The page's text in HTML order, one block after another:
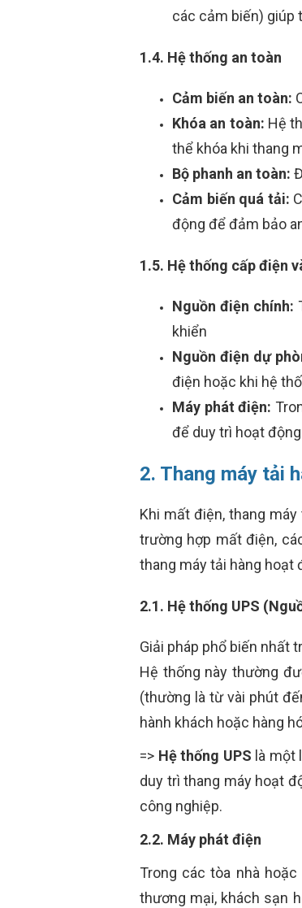
các cảm biến) giúp
1.4. Hệ thống an toàn
Cảm biến an toàn:
Khóa an toàn: Hệ
thể khóa khi thang
Bộ phanh an toàn:
Cảm biến quá tải:
động để đảm bảo
1.5. Hệ thống cấp điện
Nguồn điện chính:
khiển
Nguồn điện dự
điện hoặc khi hệ
Máy phát điện:
để duy trì hoạt
2. Thang máy tải
Khi mất điện, thang
trường hợp mất điện,
thang máy tải hàng hoạt
2.1. Hệ thống UPS
Giải pháp phổ biến nhất
Hệ thống này thường
(thường là từ vài phút
hành khách hoặc hàng
=> Hệ thống UPS là
duy trì thang máy hoạt
công nghiệp.
2.2. Máy phát điện
Trong các tòa nhà
thương mại, khách sạn